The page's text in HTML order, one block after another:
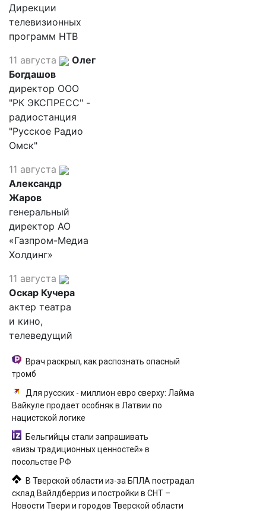
Дирекции
телевизионных
программ НТВ
11 августа
Олег
Богдашов
директор ООО
"РК ЭКСПРЕСС" -
радиостанция
"Русское Радио
Омск"
11 августа
Александр
Жаров
генеральный
директор АО
«Газпром-Медиа
Холдинг»
11 августа
Оскар Кучера
актер театра
и кино,
телеведущий
Врач раскрыл, как распознать опасный
тромб
Для русских - миллион евро сверху: Лайма
Вайкуле продает особняк в Латвии по
нацистской логике
Бельгийцы стали запрашивать
«визы традиционных ценностей» в
посольстве РФ
В Тверской области из-за БПЛА пострадал
склад Вайлдберриз и постройки в СНТ –
Новости Твери и городов Тверской области